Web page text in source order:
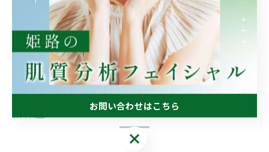
や体験メニューを利用し、実際の施術を体感してから継
続利用を検討するのもおすすめです。
なめらか素肌へ導く角質ケアが
お問い合わせはこちら
お問い合わせはこちら